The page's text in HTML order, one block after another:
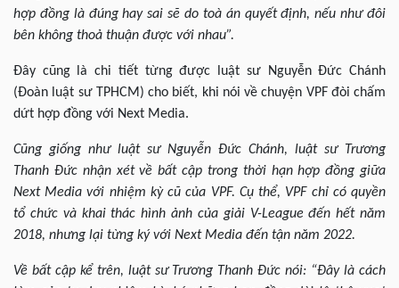
hợp đồng là đúng hay sai sẽ do toà án quyết định, nếu như đôi
bên không thoả thuận được với nhau”.
Đây cũng là chi tiết từng được luật sư Nguyễn Đức Chánh
(Đoàn luật sư TPHCM) cho biết, khi nói về chuyện VPF đòi chấm
dứt hợp đồng với Next Media.
Cũng giống như luật sư Nguyễn Đức Chánh, luật sư Trương
Thanh Đức nhận xét về bất cập trong thời hạn hợp đồng giữa
Next Media với nhiệm kỳ cũ của VPF. Cụ thể, VPF chỉ có quyền
tổ chức và khai thác hình ảnh của giải V-League đến hết năm
2018, nhưng lại từng ký với Next Media đến tận năm 2022.
Về bất cập kể trên, luật sư Trương Thanh Đức nói: “Đây là cách